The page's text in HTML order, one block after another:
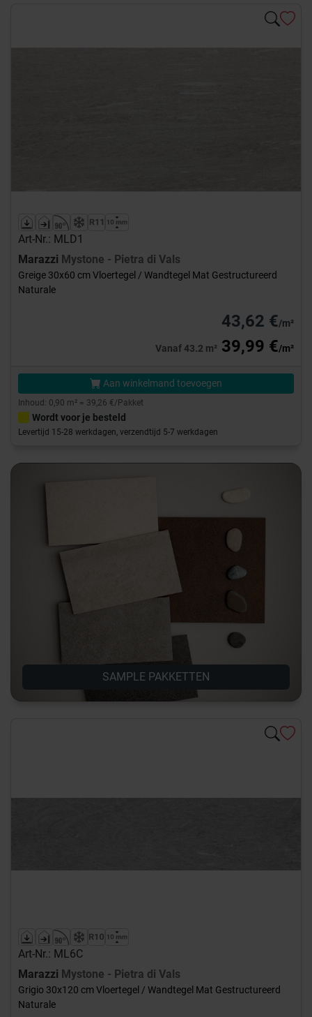
Art-Nr.: MLD1
Marazzi Mystone - Pietra di Vals
Greige 30x60 cm Vloertegel / Wandtegel Mat Gestructureerd
Naturale
43,62 €/m²
Vanaf 43.2 m² 39,99 €/m²
Aan winkelmand toevoegen
Inhoud: 0,90 m² = 39,26 €/Pakket
Wordt voor je besteld
Levertijd 15-28 werkdagen, verzendtijd 5-7 werkdagen
SAMPLE PAKKETTEN
Art-Nr.: ML6C
Marazzi Mystone - Pietra di Vals
Grigio 30x120 cm Vloertegel / Wandtegel Mat Gestructureerd
Naturale